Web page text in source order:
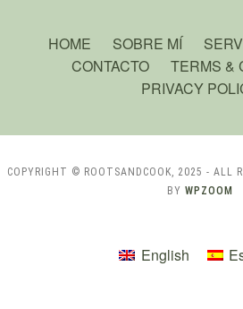
HOME SOBRE MÍ
CONTACTO
TERMS &
PRIVACY
COPYRIGHT © ROOTSANDCOOK, 2025 - ALL
BY WPZOOM
English